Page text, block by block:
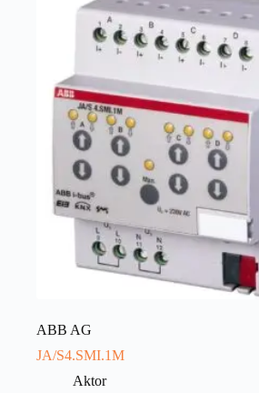
ABB AG
JA/S4.SMI.1M
Aktor